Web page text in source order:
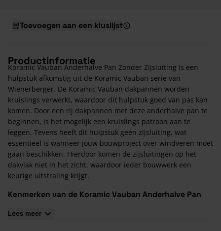
Toevoegen aan een kluslijst
Productinformatie
Koramic Vauban Anderhalve Pan Zonder Zijsluiting is een
hulpstuk afkomstig uit de Koramic Vauban serie van
Wienerberger. De Koramic Vauban dakpannen worden
kruislings verwerkt, waardoor dit hulpstuk goed van pas kan
komen. Door een rij dakpannen met deze anderhalve pan te
beginnen, is het mogelijk een kruislings patroon aan te
leggen. Tevens heeft dit hulpstuk geen zijsluiting, wat
essentieel is wanneer jouw bouwproject over windveren moet
gaan beschikken. Hierdoor komen de zijsluitingen op het
dakvlak niet in het zicht, waardoor ieder bouwwerk een
keurige uitstraling krijgt.
Kenmerken van de Koramic Vauban Anderhalve Pan
De Koramic Vauban serie van Wienerberger beschikt over een
Lees meer